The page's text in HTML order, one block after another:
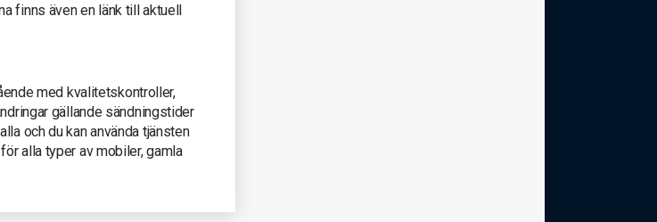
finns även en länk till aktuell
med kvalitetskontroller,
gällande sändningstider
och du kan använda tjänsten
alla typer av mobiler, gamla